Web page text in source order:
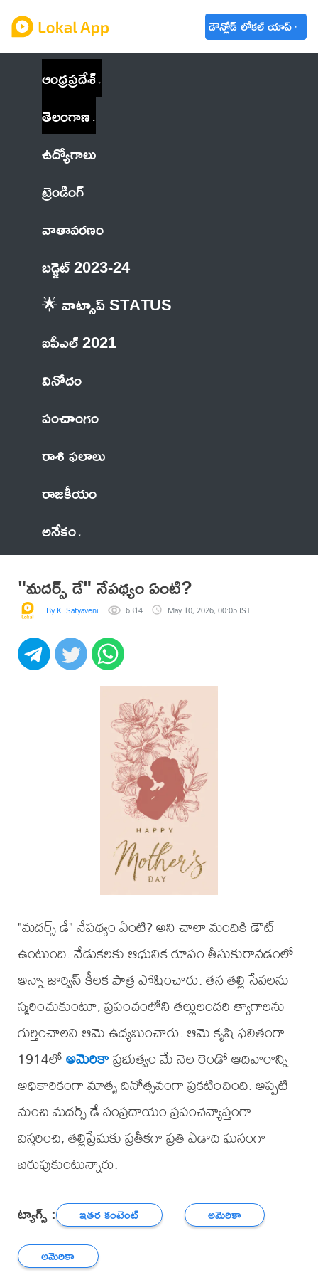
డౌన్లోడ్ లోకల్ యాప్
ఆంధ్రప్రదేశ్
తెలంగాణ
ఉద్యోగాలు
ట్రెండింగ్
వాతావరణం
బడ్జెట్ 2023-24
🌟 వాట్సాప్ STATUS
ఐపీఎల్ 2021
వినోదం
పంచాంగం
రాశి ఫలాలు
రాజకీయం
అనేకం
"మదర్స్ డే" నేపథ్యం ఏంటి?
By K. Satyaveni 6314 May 10, 2026, 00:05 IST
"మదర్స్ డే" నేపథ్యం ఏంటి? అని చాలా మందికి డౌట్
ఉంటుంది. వేడుకలకు ఆధునిక రూపం తీసుకురావడంలో
అన్నా జార్విస్ కీలక పాత్ర పోషించారు. తన తల్లి సేవలను
స్మరించుకుంటూ, ప్రపంచంలోని తల్లులందరి త్యాగాలను
గుర్తించాలని ఆమె ఉద్యమించారు. ఆమె కృషి ఫలితంగా
1914లోఅమెరికాప్రభుత్వం మే నెల రెండో ఆదివారాన్ని
అధికారికంగా మాతృ దినోత్సవంగా ప్రకటించింది. అప్పటి
నుంచి మదర్స్ డే సంప్రదాయం ప్రపంచవ్యాప్తంగా
విస్తరించి, తల్లిప్రేమకు ప్రతీకగా ప్రతి ఏడాది ఘనంగా
జరుపుకుంటున్నారు.
ట్యాగ్స్ : ఇతర కంటెంట్
అమెరికా
అమెరికా